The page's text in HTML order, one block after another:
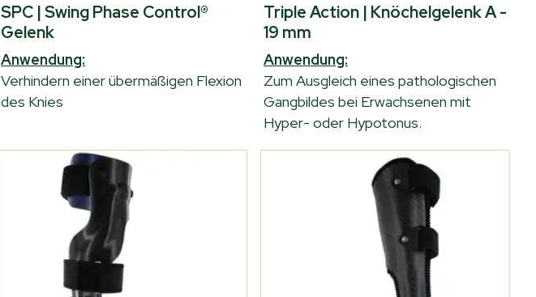
SPC | Swing Phase Control®
Gelenk
Anwendung:
Verhindern einer übermäßigen Flexion
des Knies
Triple Action | Knöchelgelenk A -
19 mm
Anwendung:
Zum Ausgleich eines pathologischen
Gangbildes bei Erwachsenen mit
Hyper- oder Hypotonus.